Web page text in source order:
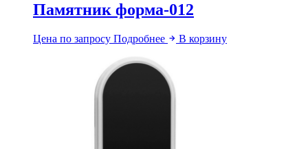
Памятник форма-012
Цена по запросу Подробнее В корзину